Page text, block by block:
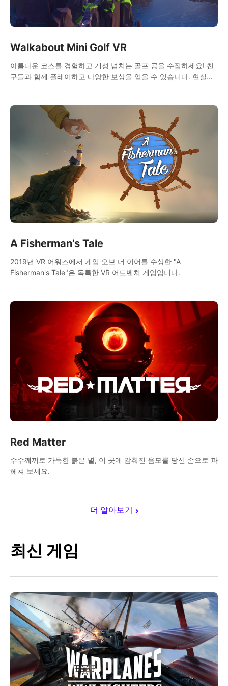
더 알아보기
Walkabout Mini Golf VR
아름다운 코스를 경험하고 개성 넘치는 골프 공을 수집하세요! 친
구들과 함께 플레이하고 다양한 보상을 얻을 수 있습니다. 현실적
A Fisherman's Tale
2019년 VR 어워즈에서 게임 오브 더 이어를 수상한 "A
Fisherman's Tale"은 독특한 VR 어드벤처 게임입니다.
Red Matter
수수께끼로 가득한 붉은 별, 이 곳에 감춰진 음모를 당신 손으로 파
헤쳐 보세요.
최신 게임